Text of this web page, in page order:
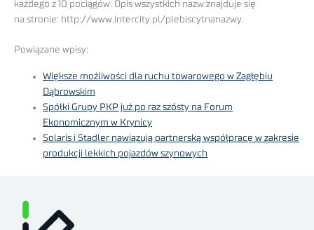
każdego z 10 pociągów. Opis wszystkich nazw znajduje się
na stronie: http://www.intercity.pl/plebiscytnanazwy.
Powiązane wpisy:
Większe możliwości dla ruchu towarowego w Zagłębiu
Dąbrowskim
Spółki Grupy PKP już po raz szósty na Forum
Ekonomicznym w Krynicy
Solaris i Stadler nawiązują partnerską współpracę w zakresie
produkcji lekkich pojazdów szynowych